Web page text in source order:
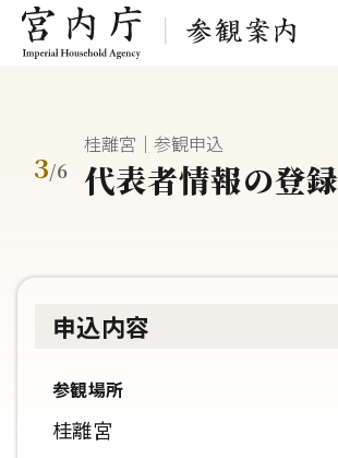
3/6
桂離宮｜参観申込
代表者情報の登録
申込内容
参観場所
桂離宮